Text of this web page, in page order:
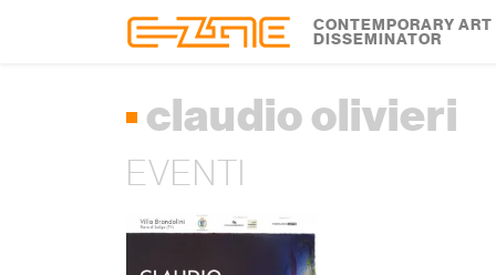
CONTEMPORARY ART
DISSEMINATOR
claudio olivieri
EVENTI